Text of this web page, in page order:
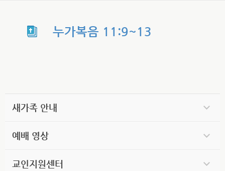
누가복음 11:9~13
새가족 안내
예배 영상
교인지원센터